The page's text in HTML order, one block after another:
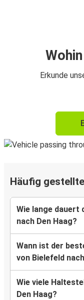
Erkunde
Häufig
Wie lange dauert
nach Den Haag?
Wann ist der
von Bielefeld
Wie viele
Den Haag?